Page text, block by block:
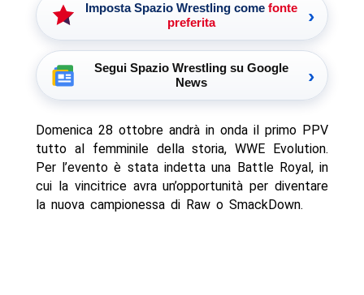
Imposta Spazio Wrestling come fonte
preferita
›
Segui Spazio Wrestling su Google
News
›
Domenica 28 ottobre andrà in onda il primo PPV
tutto al femminile della storia, WWE Evolution.
Per l’evento è stata indetta una Battle Royal, in
cui la vincitrice avra un’opportunità per diventare
la nuova campionessa di Raw o SmackDown.